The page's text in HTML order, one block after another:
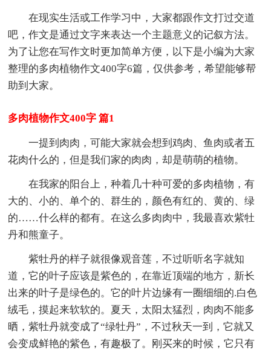
在现实生活或工作学习中，大家都跟作文打过交道
吧，作文是通过文字来表达一个主题意义的记叙方法。
为了让您在写作文时更加简单方便，以下是小编为大家
整理的多肉植物作文400字6篇，仅供参考，希望能够帮
助到大家。
多肉植物作文400字 篇1
一提到肉肉，可能大家就会想到鸡肉、鱼肉或者五
花肉什么的，但是我们家的肉肉，却是萌萌的植物。
在我家的阳台上，种着几十种可爱的多肉植物，有
大的、小的、单个的、群生的，颜色有红的、黄的、绿
的……什么样的都有。在这么多肉肉中，我最喜欢紫牡
丹和熊童子。
紫牡丹的样子就很像观音莲，不过听听名字就知
道，它的叶子应该是紫色的，在靠近顶端的地方，新长
出来的叶子是绿色的。它的叶片边缘有一圈细细的.白色
绒毛，摸起来软软的。夏天，太阳太猛烈，肉肉不能多
晒，紫牡丹就变成了“绿牡丹”，不过秋天一到，它就又
会变成鲜艳的紫色，有趣极了。刚买来的时候，它只有